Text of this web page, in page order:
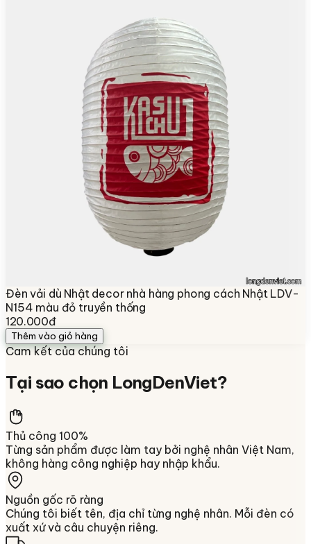
Đèn vải dù Nhật decor nhà hàng phong cách Nhật LDV-
N154 màu đỏ truyền thống
120.000đ
Thêm vào giỏ hàng
Cam kết của chúng tôi
Tại sao chọn LongDenViet?
Thủ công 100%
Từng sản phẩm được làm tay bởi nghệ nhân Việt Nam,
không hàng công nghiệp hay nhập khẩu.
Nguồn gốc rõ ràng
Chúng tôi biết tên, địa chỉ từng nghệ nhân. Mỗi đèn có
xuất xứ và câu chuyện riêng.